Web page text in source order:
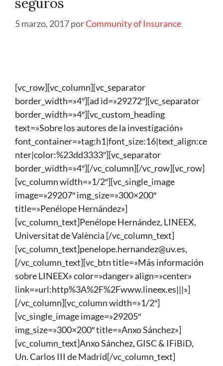
5 marzo, 2017porCommunity of Insurance
[vc_row][vc_column][vc_separator
border_width=»4″][ad id=»29272″][vc_separator
border_width=»4″][vc_custom_heading
text=»Sobre los autores de la investigación»
font_container=»tag:h1|font_size:16|text_align:ce
nter|color:%23dd3333″][vc_separator
border_width=»4″][/vc_column][/vc_row][vc_row]
[vc_column width=»1/2″][vc_single_image
image=»29207″ img_size=»300×200″
title=»Penélope Hernández»]
[vc_column_text]Penélope Hernández, LINEEX,
Universitat de València [/vc_column_text]
[vc_column_text]penelope.hernandez@uv.es,
[/vc_column_text][vc_btn title=»Más información
sobre LINEEX» color=»danger» align=»center»
link=»url:http%3A%2F%2Fwww.lineex.es|||»]
[/vc_column][vc_column width=»1/2″]
[vc_single_image image=»29205″
img_size=»300×200″ title=»Anxo Sánchez»]
[vc_column_text]Anxo Sánchez, GISC & IFiBiD,
Un. Carlos III de Madrid[/vc_column_text]